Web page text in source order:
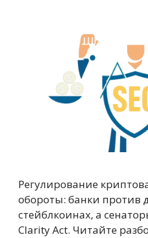
Регулирование
обороты: банки против
стейблкоинах, а
Clarity Act. Читайте